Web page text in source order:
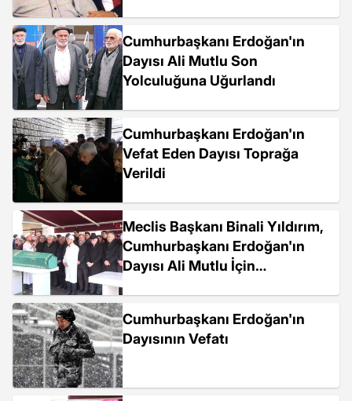
Cumhurbaşkanı Erdoğan'ın
Dayısı Ali Mutlu Son
Yolculuğuna Uğurlandı
Cumhurbaşkanı Erdoğan'ın
Vefat Eden Dayısı Toprağa
Verildi
Meclis Başkanı Binali Yıldırım,
Cumhurbaşkanı Erdoğan'ın
Dayısı Ali Mutlu İçin
Cumhurbaşkanı Erdoğan'ın
Dayısının Vefatı